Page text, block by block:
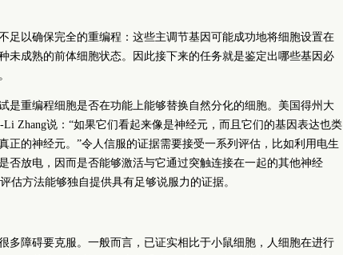
足以确保完全的重编程：这些主调节基因可能成功地将细胞设置在
未成熟的前体细胞状态。因此接下来的任务就是鉴定出哪些基因必
是重编程细胞是否在功能上能够替换自然分化的细胞。美国得州大
Zhang说：“如果它们看起来像是神经元，而且它们的基因表达也类
正的神经元。”令人信服的证据需要接受一系列评估，比如利用电生
否放电，因而是否能够激活与它通过突触连接在一起的其他神经
估方法能够独自提供具有足够说服力的证据。
多障碍要克服。一般而言，已证实相比于小鼠细胞，人细胞在进行